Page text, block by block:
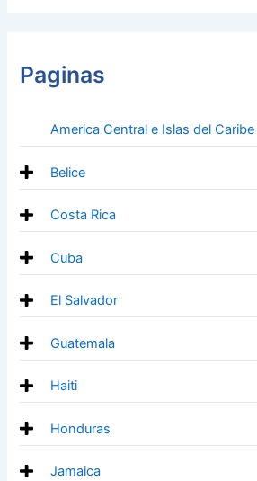
Paginas
America Central e Islas del Caribe
Belice
Costa Rica
Cuba
El Salvador
Guatemala
Haiti
Honduras
Jamaica